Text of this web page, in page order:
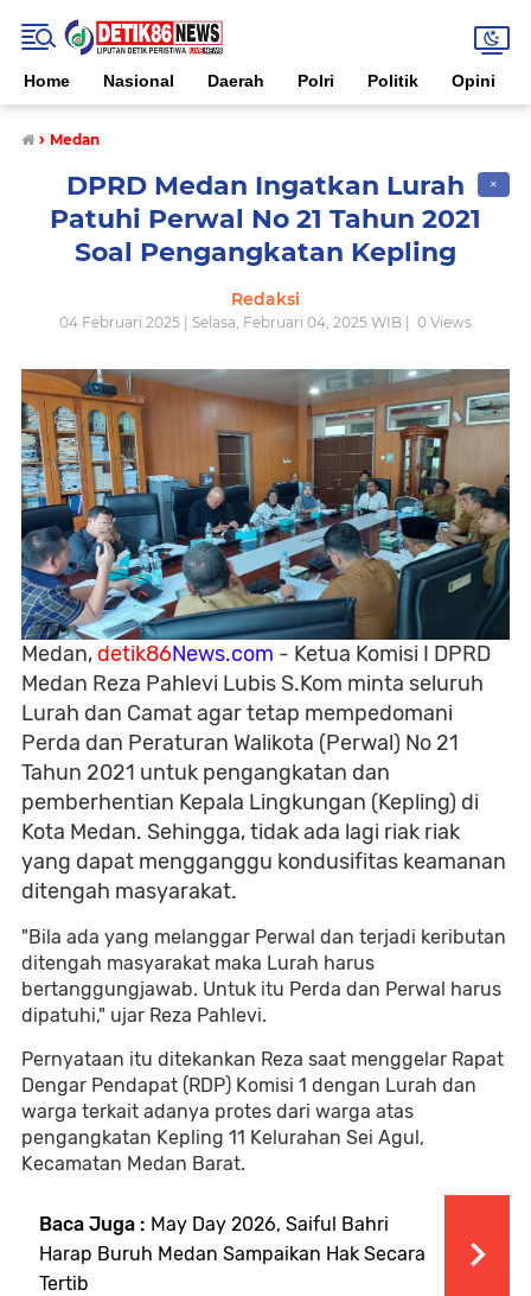
Home Nasional Daerah Polri Politik Opini
› Medan
✕
DPRD Medan Ingatkan Lurah
Patuhi Perwal No 21 Tahun 2021
Soal Pengangkatan Kepling
Redaksi
04 Februari 2025 | Selasa, Februari 04, 2025 WIB | 0 Views
Medan, detik86News.com - Ketua Komisi I DPRD
Medan Reza Pahlevi Lubis S.Kom minta seluruh
Lurah dan Camat agar tetap mempedomani
Perda dan Peraturan Walikota (Perwal) No 21
Tahun 2021 untuk pengangkatan dan
pemberhentian Kepala Lingkungan (Kepling) di
Kota Medan. Sehingga, tidak ada lagi riak riak
yang dapat mengganggu kondusifitas keamanan
ditengah masyarakat.
"Bila ada yang melanggar Perwal dan terjadi keributan
ditengah masyarakat maka Lurah harus
bertanggungjawab. Untuk itu Perda dan Perwal harus
dipatuhi," ujar Reza Pahlevi.
Pernyataan itu ditekankan Reza saat menggelar Rapat
Dengar Pendapat (RDP) Komisi 1 dengan Lurah dan
warga terkait adanya protes dari warga atas
pengangkatan Kepling 11 Kelurahan Sei Agul,
Kecamatan Medan Barat.
Baca Juga : May Day 2026, Saiful Bahri
Harap Buruh Medan Sampaikan Hak Secara
Tertib